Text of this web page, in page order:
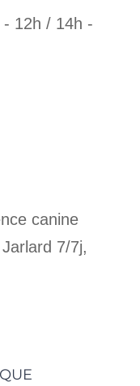
- 12h / 14h -
canine
7/7j,